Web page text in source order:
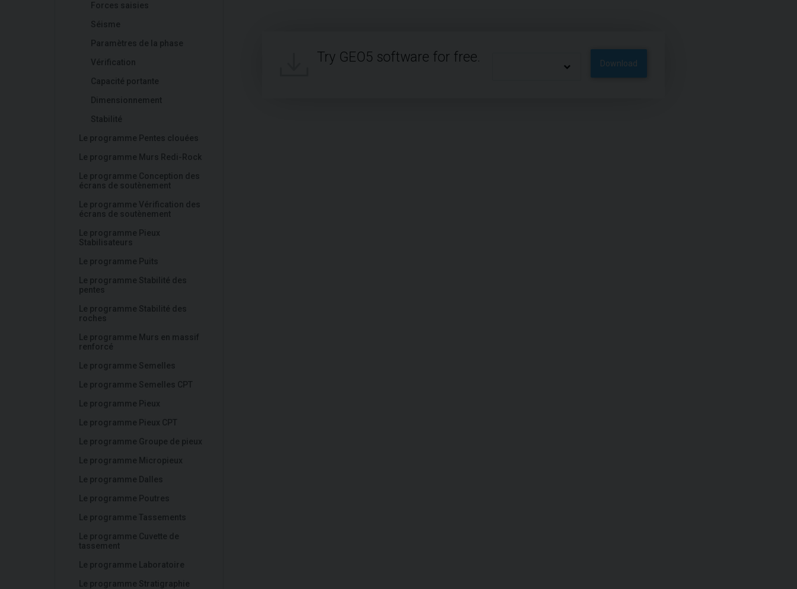
Forces saisies
Séisme
Paramètres de la phase
Vérification
Capacité portante
Dimensionnement
Stabilité
Le programme Pentes clouées
Le programme Murs Redi-Rock
Le programme Conception des
écrans de soutènement
Le programme Vérification des
écrans de soutènement
Le programme Pieux
Stabilisateurs
Le programme Puits
Le programme Stabilité des
pentes
Le programme Stabilité des
roches
Le programme Murs en massif
renforcé
Le programme Semelles
Le programme Semelles CPT
Le programme Pieux
Le programme Pieux CPT
Le programme Groupe de pieux
Le programme Micropieux
Le programme Dalles
Le programme Poutres
Le programme Tassements
Le programme Cuvette de
tassement
Le programme Laboratoire
Le programme Stratigraphie
Try GEO5 software for free. Download